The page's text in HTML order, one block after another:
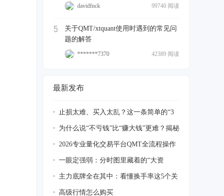
99740 阅读
davidfnck
5
关于QMT/xtquant使用时遇到的常见问
题的解答
42389 阅读
*******7370
最新发布
止损太难、买入太乱？这一条简单的“3
号线为什么说“不亏钱”比“赚大钱”更难？揭秘
2026专业量化交易平台QMT全流程操作
指南：
一眼定强弱：分时图里藏着的“大资
金”进场
主力底牌全在其中：看懂换手率这5个关
键数高级行情怎么购买